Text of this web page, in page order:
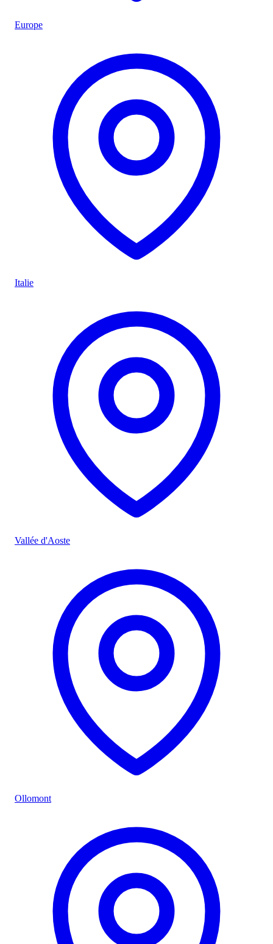
Europe
Italie
Vallée d'Aoste
Ollomont